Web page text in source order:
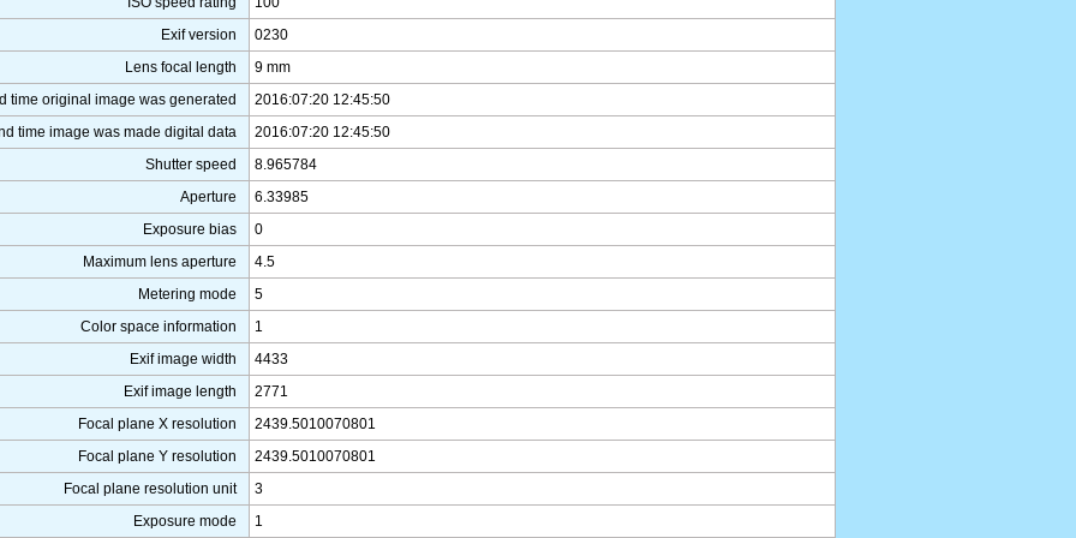
Exif version
0230
Lens focal length
9 mm
time original image was generated
2016:07:20 12:45:50
time image was made digital data
2016:07:20 12:45:50
Shutter speed
8.965784
Aperture
6.33985
Exposure bias
0
Maximum lens aperture
4.5
Metering mode
5
Color space information
1
Exif image width
4433
Exif image length
2771
Focal plane X resolution
2439.5010070801
Focal plane Y resolution
2439.5010070801
Focal plane resolution unit
3
Exposure mode
1